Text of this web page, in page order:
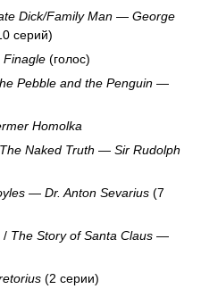
Dick/Family Man — George
серий)
Finagle (голос)
Pebble and the Penguin —
Homolka
The Naked Truth — Sir Rudolph
— Dr. Anton Sevarius (7
/ The Story of Santa Claus —
(2 серии)